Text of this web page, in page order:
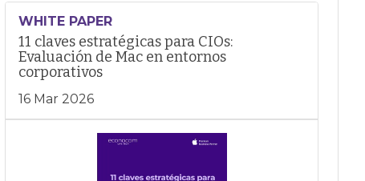
WHITE PAPER
11 claves estratégicas para CIOs:
Evaluación de Mac en entornos
corporativos
16 Mar 2026